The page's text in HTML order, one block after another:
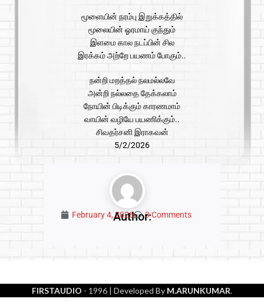
மூளையின் நரம்பு இறுக்கத்தில்
மூலையின் ஓரமாய் குந்தும்
இளமை கால நடப்பின் சில
இரக்கம் அற்றே பயணம் போகும்..
நன்றி மறத்தல் நலமல்லவே
அன்றி நல்லதை தேக்கலாம்
நோயின் பிடிக்கும் காரணமாம்
வாயின் வழியே பயணிக்கும்..
சிவதர்சனி இராகவன்
5/2/2026
Author:
February 4, 2026 3 Comments
FIRSTAUDIO - 1996 | Developed By M.ARUNKUMAR.